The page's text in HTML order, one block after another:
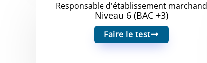
Responsable d'établissement marchand
Niveau 6 (BAC +3)
Faire le test